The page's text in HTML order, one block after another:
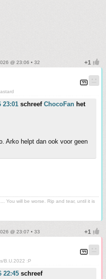
@ 23:06 • 32
23:01 schreef ChocoFan het
Arko helpt dan ook voor geen
You will be worse. Rip and tear, until it is
@ 23:07 • 33
B.U.2022 :P
22:45 schreef